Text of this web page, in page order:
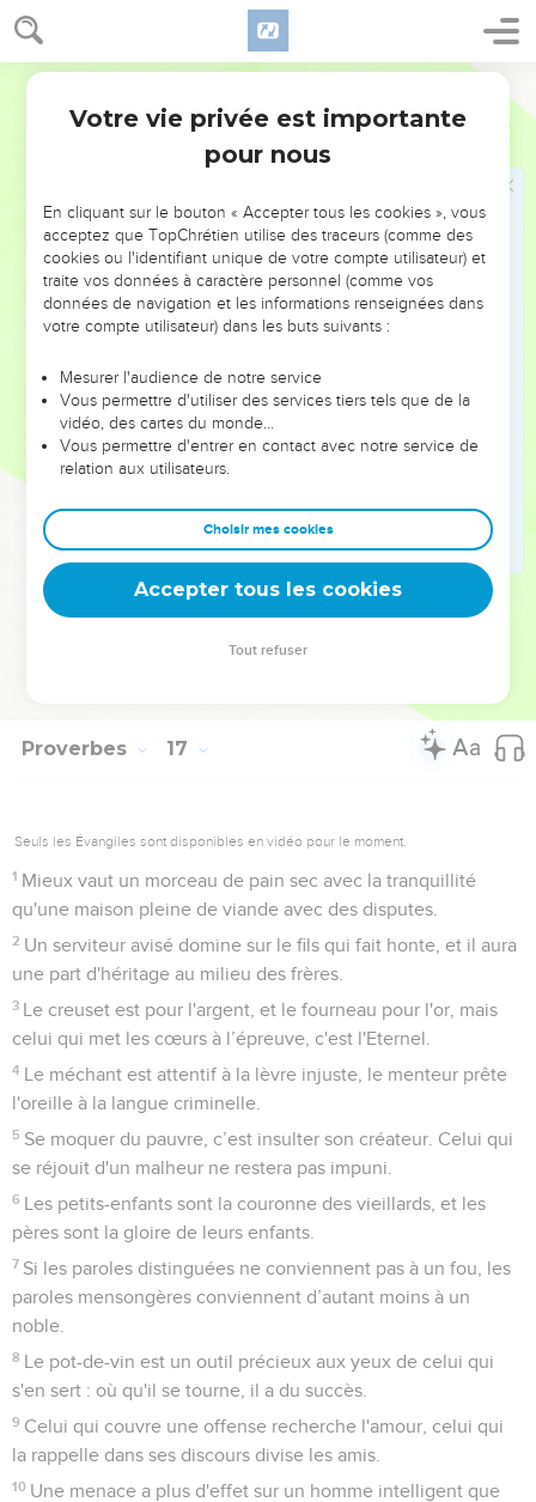
Proverbes 16
23 Le cœur du sage rend sa bouche prudente et augmente la
force de persuasion sur ses lèvres.
24
douces pour l'âme et porteuses de guérison pour le corps.
La voie qui paraît droite à un homme peut finalement
Celui qui travaille travaille pour lui, car sa bouche l'y
incite.
Le vaurien prépare le malheur, et il y a sur ses lèvres
comme un feu dévorant.
divise les amis.
L'homme violent entraîne son prochain et le fait marcher
sur une voie qui n'est pas bonne.
Celui qui ferme les yeux pour méditer des pensées
perverses, qui se mord les lèvres, a déjà accompli le mal.
Les cheveux blancs sont une couronne d'honneur : c'est
sur le chemin de la justice qu'on la trouve.
La lenteur à la colère vaut mieux que l’héroïsme ; mieux
Proverbes 17
Seuls les Évangiles sont disponibles en vidéo pour le moment.
1 Mieux vaut un morceau de pain sec avec la tranquillité
qu'une maison pleine de viande avec des disputes.
2 Un serviteur avisé domine sur le fils qui fait honte, et il aura
une part d'héritage au milieu des frères.
3 Le creuset est pour l'argent, et le fourneau pour l'or, mais
celui qui met les cœurs à l’épreuve, c'est l'Eternel.
4 Le méchant est attentif à la lèvre injuste, le menteur prête
l'oreille à la langue criminelle.
5 Se moquer du pauvre, c’est insulter son créateur. Celui qui
se réjouit d'un malheur ne restera pas impuni.
6 Les petits-enfants sont la couronne des vieillards, et les
pères sont la gloire de leurs enfants.
7 Si les paroles distinguées ne conviennent pas à un fou, les
paroles mensongères conviennent d’autant moins à un
noble.
8 Le pot-de-vin est un outil précieux aux yeux de celui qui
s'en sert : où qu'il se tourne, il a du succès.
9 Celui qui couvre une offense recherche l'amour, celui qui
la rappelle dans ses discours divise les amis.
10 Une menace a plus d'effet sur un homme intelligent que
Votre vie privée est importante
pour nous
En cliquant sur le bouton « Accepter tous les cookies », vous
acceptez que TopChrétien utilise des traceurs (comme des
cookies ou l'identifiant unique de votre compte utilisateur) et
traite vos données à caractère personnel (comme vos
données de navigation et les informations renseignées dans
votre compte utilisateur) dans les buts suivants :
Mesurer l'audience de notre service
Vous permettre d'utiliser des services tiers tels que de la
vidéo, des cartes du monde…
Vous permettre d'entrer en contact avec notre service de
relation aux utilisateurs.
Choisir mes cookies
Accepter tous les cookies
Tout refuser